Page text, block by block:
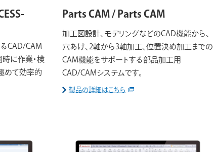
CAD/CAM
時に作業・検
めて効率的
Parts CAM / Parts CAM
加工図設計、モデリングなどのCAD機能から、
穴あけ、2軸から3軸加工、位置決め加工までの
CAM機能をサポートする部品加工用
CAD/CAMシステムです。
製品の詳細はこちら